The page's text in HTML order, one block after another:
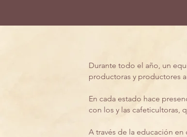
Durante todo el año, un
productoras y productores
En cada estado hace
con los y las cafeticultoras,
A través de la educación